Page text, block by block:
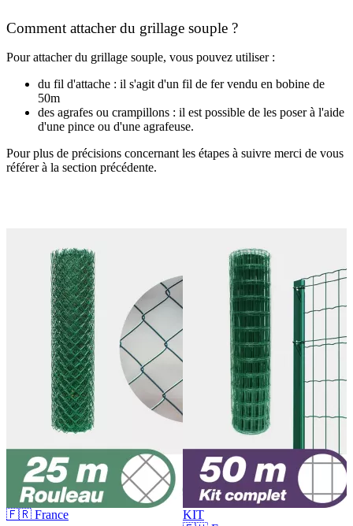
Comment attacher du grillage souple ?
Pour attacher du grillage souple, vous pouvez utiliser :
du fil d'attache : il s'agit d'un fil de fer vendu en bobine de
50m
des agrafes ou crampillons : il est possible de les poser à l'aide
d'une pince ou d'une agrafeuse.
Pour plus de précisions concernant les étapes à suivre merci de vous
référer à la section précédente.
🇫🇷 France
KIT